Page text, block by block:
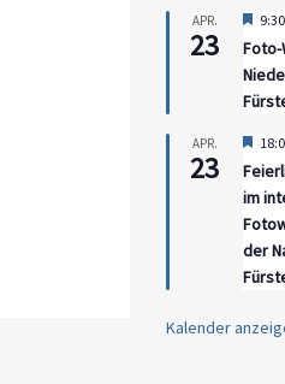
APR.
23
9:30
Foto-
APR.
23
im
der
Kalender